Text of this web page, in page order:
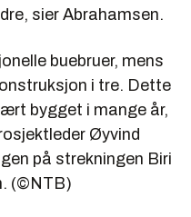
sier Abrahamsen.
buebruer, mens
i tre. Dette
bygget i mange år,
Øyvind
på strekningen Biri
(©NTB)